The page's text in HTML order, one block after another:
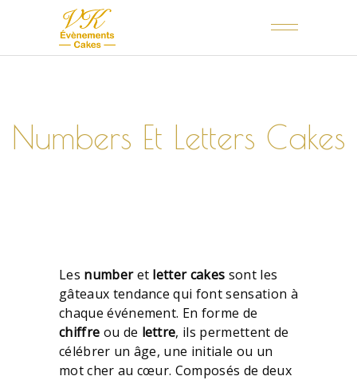
Numbers Et Letters Cakes
Les numberet letter cakes sont les
gâteaux tendance qui font sensation à
chaque événement. En forme de
chiffre ou de lettre, ils permettent de
célébrer un âge, une initiale ou un
mot cher au cœur. Composés de deux